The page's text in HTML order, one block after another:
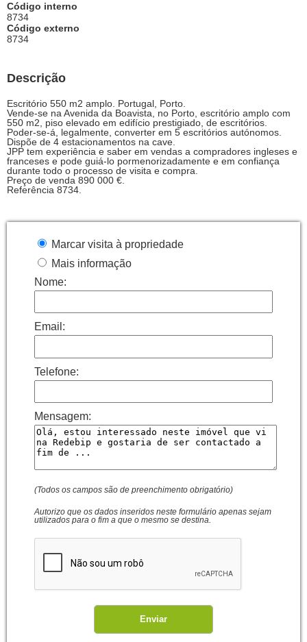
Código interno
8734
Código externo
8734
Descrição
Escritório 550 m2 amplo. Portugal, Porto.
Vende-se na Avenida da Boavista, no Porto, escritório amplo com
550 m2, piso elevado em edifício prestigiado, de escritórios.
Poder-se-á, legalmente, converter em 5 escritórios autónomos.
Dispõe de 4 estacionamentos na cave.
JPP tem experiência e saber em vendas a compradores ingleses e
franceses e pode guiá-lo pormenorizadamente e em confiança
durante todo o processo de visita e compra.
Preço de venda 890 000 €.
Referência 8734.
Marcar visita à propriedade
Mais informação
Nome:
Email:
Telefone:
Mensagem:
(Todos os campos são de preenchimento obrigatório)
Autorizo que os dados inseridos neste formulário apenas sejam
utilizados para o fim a que o mesmo se destina.